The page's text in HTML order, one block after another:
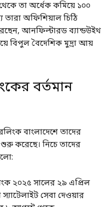
তা অর্ধেক কমিয়ে ১০০
অফিশিয়াল চিঠি
আনফিল্টারড ব্যান্ডউইথ
বিপুল বৈদেশিক মুদ্রা আয়
বর্তমান
বাংলাদেশে তাদের
করেছে। নিচে তাদের
২০২৫ সালের ২৯ এপ্রিল
সেবা দেওয়ার